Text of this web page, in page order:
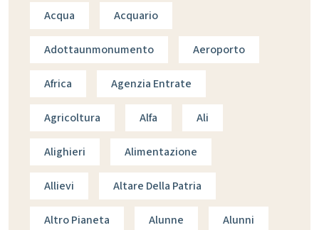
Acqua Acquario
Adottaunmonumento Aeroporto
Africa Agenzia Entrate
Agricoltura Alfa Ali
Alighieri Alimentazione
Allievi Altare Della Patria
Altro Pianeta Alunne Alunni